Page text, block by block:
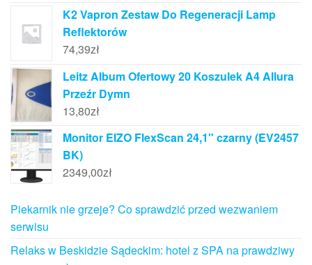
K2 Vapron Zestaw Do Regeneracji Lamp
Reflektorów
74,39zł
Leitz Album Ofertowy 20 Koszulek A4 Allura
Przeźr Dymn
13,80zł
Monitor EIZO FlexScan 24,1" czarny (EV2457
BK)
2349,00zł
Piekarnik nie grzeje? Co sprawdzić przed wezwaniem
serwisu
Relaks w Beskidzie Sądeckim: hotel z SPA na prawdziwy